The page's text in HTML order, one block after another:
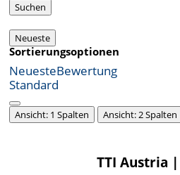
Suchen
Neueste
Sortierungsoptionen
NeuesteBewertung
Standard
Ansicht: 1 Spalten Ansicht: 2 Spalten
TTI Austria